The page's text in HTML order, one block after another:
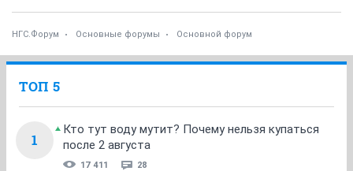
НГС.Форум Основные форумы Основной форум
ТОП 5
1
Кто тут воду мутит? Почему нельзя купаться
после 2 августа
17 411 28